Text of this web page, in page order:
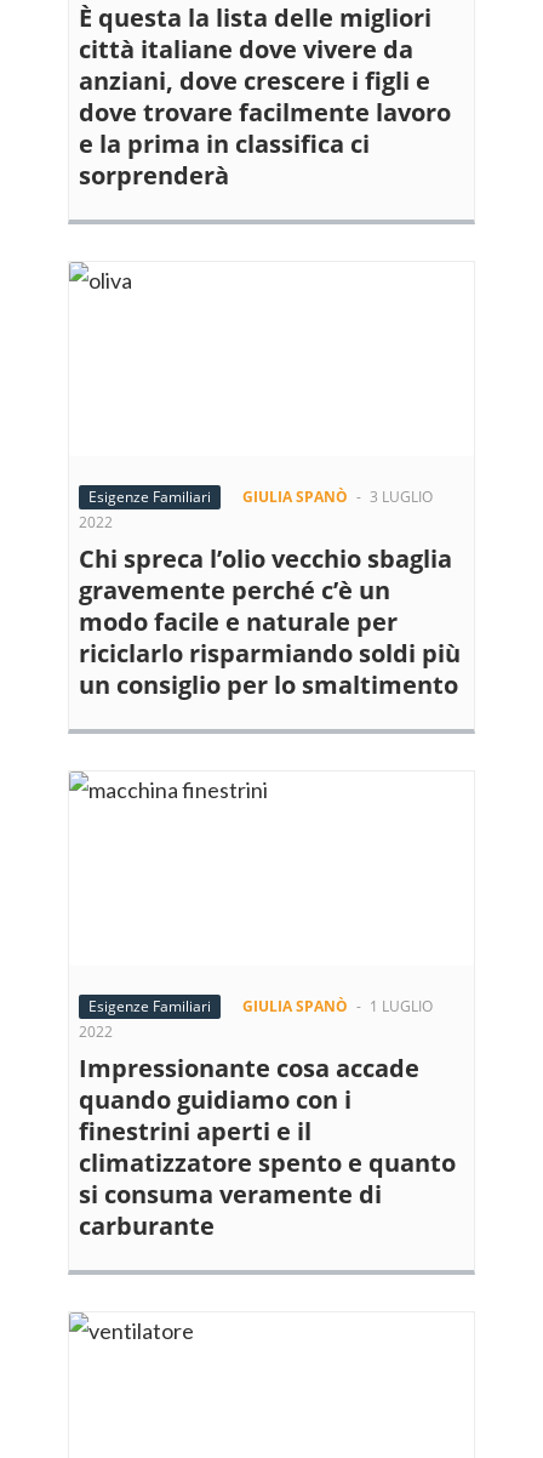
È questa la lista delle migliori
città italiane dove vivere da
anziani, dove crescere i figli e
dove trovare facilmente lavoro
e la prima in classifica ci
sorprenderà
Esigenze Familiari GIULIA SPANÒ - 3 LUGLIO
2022
Chi spreca l’olio vecchio sbaglia
gravemente perché c’è un
modo facile e naturale per
riciclarlo risparmiando soldi più
un consiglio per lo smaltimento
Esigenze Familiari GIULIA SPANÒ - 1 LUGLIO
2022
Impressionante cosa accade
quando guidiamo con i
finestrini aperti e il
climatizzatore spento e quanto
si consuma veramente di
carburante